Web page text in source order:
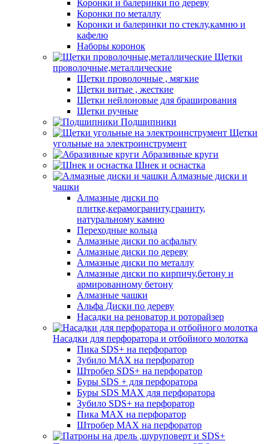
Коронки и балеринки по дереву
Коронки по металлу
Коронки и балеринки по стеклу,камню и
кафелю
Наборы коронок
Щетки
проволочные,металлические
Щетки проволочные , мягкие
Щетки витые , жесткие
Щетки нейлоновые для браширования
Щетки ручные
Подшипники
Щетки
угольные на электроинструмент
Абразивные круги
Шнек и оснастка
Алмазные диски и
чашки
Алмазные диски по
плитке,керамограниту,граниту,
натуральному камню
Переходные кольца
Алмазные диски по асфальту
Алмазные диски по дереву
Алмазные диски по металлу
Алмазные диски по кирпичу,бетону и
армированному бетону
Алмазные чашки
Альфа Диски по дереву
Насадки на реноватор и роторайзер
Насадки для перфоратора и отбойного молотка
Пика SDS+ на перфоратор
Зубило MAX на перфоратор
Штробер SDS+ на перфоратор
Буры SDS + для перфоратора
Буры SDS MAX для перфоратора
Зубило SDS+ на перфоратор
Пика MAX на перфоратор
Штробер MAX на перфоратор